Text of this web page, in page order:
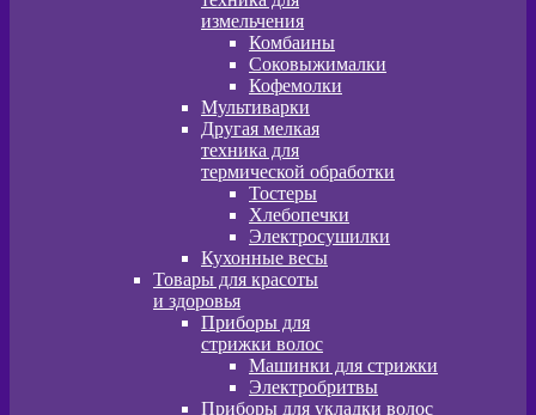
измельчения
Комбаины
Соковыжималки
Кофемолки
Мультиварки
Другая мелкая
техника для
термической обработки
Тостеры
Хлебопечки
Электросушилки
Кухонные весы
Товары для красоты
и здоровья
Приборы для
стрижки волос
Машинки для стрижки
Электробритвы
Приборы для укладки волос